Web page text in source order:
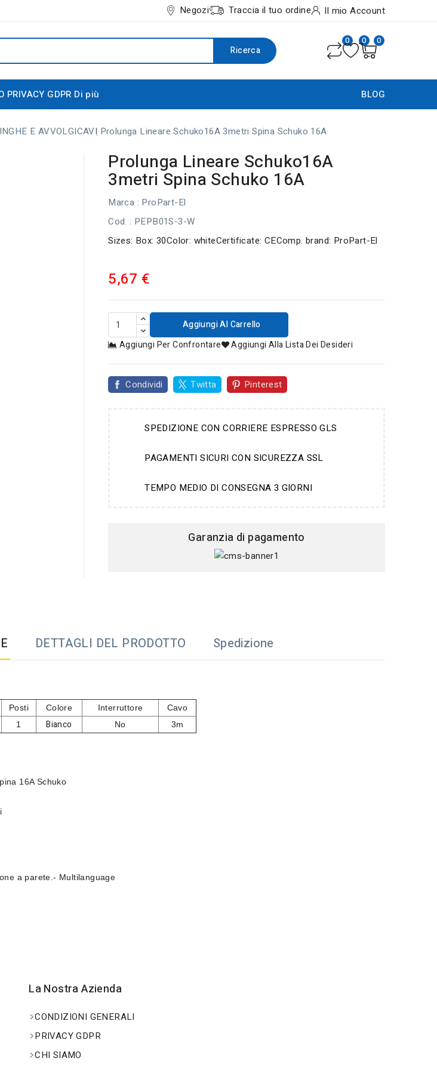
Negozi Traccia il tuo ordine Il mio Account
Ricerca
0 0 0
PRIVACY GDPR Di più BLOG
E AVVOLGICAVI Prolunga Lineare Schuko16A 3metri Spina Schuko 16A
Prolunga Lineare Schuko16A
3metri Spina Schuko 16A
Marca : ProPart-El
Cod. : PEPB01S-3-W
Sizes: Box: 30Color: whiteCertificate: CEComp. brand: ProPart-El
5,67 €
Aggiungi Al Carrello
Aggiungi Per Confrontare
Aggiungi Alla Lista Dei Desideri
Condividi Twitta Pinterest
SPEDIZIONE CON CORRIERE ESPRESSO GLS
PAGAMENTI SICURI CON SICUREZZA SSL
TEMPO MEDIO DI CONSEGNA 3 GIORNI
Garanzia di pagamento
DETTAGLI DEL PRODOTTO Spedizione
Posti Colore Interruttore
Cavo
1 Bianco No 3m
16A Schuko
a parete.- Multilanguage
La Nostra Azienda
CONDIZIONI GENERALI
PRIVACY GDPR
CHI SIAMO